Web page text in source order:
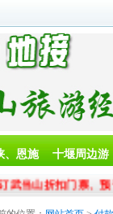
、恩施 十堰周边游
武当山折扣门票、